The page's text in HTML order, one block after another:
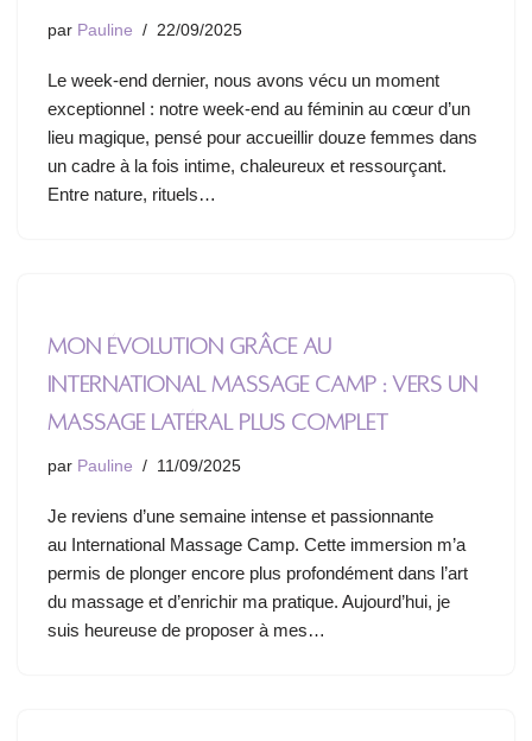
par Pauline 22/09/2025
Le week-end dernier, nous avons vécu un moment
exceptionnel : notre week-end au féminin au cœur d’un
lieu magique, pensé pour accueillir douze femmes dans
un cadre à la fois intime, chaleureux et ressourçant.
Entre nature, rituels…
Mon évolution grâce au
International Massage Camp : vers un
massage latéral plus complet
par Pauline 11/09/2025
Je reviens d’une semaine intense et passionnante
au International Massage Camp. Cette immersion m’a
permis de plonger encore plus profondément dans l’art
du massage et d’enrichir ma pratique. Aujourd’hui, je
suis heureuse de proposer à mes…